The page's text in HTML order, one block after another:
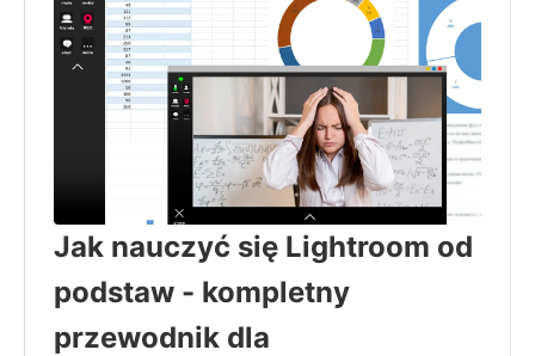
Jak nauczyć się Lightroom od
podstaw - kompletny
przewodnik dla